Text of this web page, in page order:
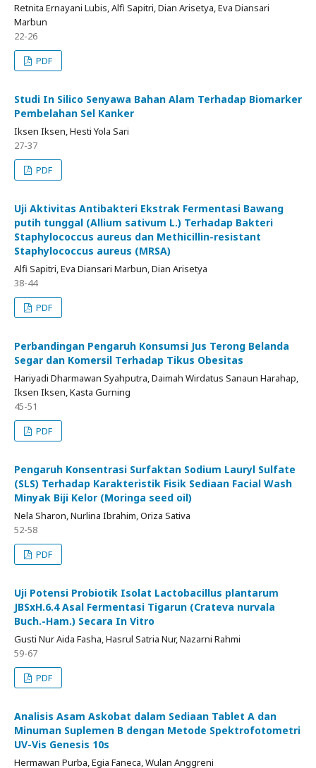
Retnita Ernayani Lubis, Alfi Sapitri, Dian Arisetya, Eva Diansari
Marbun
22-26
PDF
Studi In Silico Senyawa Bahan Alam Terhadap Biomarker
Pembelahan Sel Kanker
Iksen Iksen, Hesti Yola Sari
27-37
PDF
Uji Aktivitas Antibakteri Ekstrak Fermentasi Bawang
putih tunggal (Allium sativum L.) Terhadap Bakteri
Staphylococcus aureus dan Methicillin-resistant
Staphylococcus aureus (MRSA)
Alfi Sapitri, Eva Diansari Marbun, Dian Arisetya
38-44
PDF
Perbandingan Pengaruh Konsumsi Jus Terong Belanda
Segar dan Komersil Terhadap Tikus Obesitas
Hariyadi Dharmawan Syahputra, Daimah Wirdatus Sanaun Harahap,
Iksen Iksen, Kasta Gurning
45-51
PDF
Pengaruh Konsentrasi Surfaktan Sodium Lauryl Sulfate
(SLS) Terhadap Karakteristik Fisik Sediaan Facial Wash
Minyak Biji Kelor (Moringa seed oil)
Nela Sharon, Nurlina Ibrahim, Oriza Sativa
52-58
PDF
Uji Potensi Probiotik Isolat Lactobacillus plantarum
JBSxH.6.4 Asal Fermentasi Tigarun (Crateva nurvala
Buch.-Ham.) Secara In Vitro
Gusti Nur Aida Fasha, Hasrul Satria Nur, Nazarni Rahmi
59-67
PDF
Analisis Asam Askobat dalam Sediaan Tablet A dan
Minuman Suplemen B dengan Metode Spektrofotometri
UV-Vis Genesis 10s
Hermawan Purba, Egia Faneca, Wulan Anggreni